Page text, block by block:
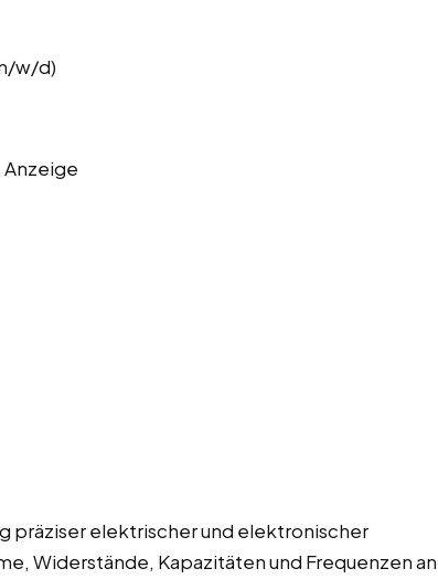
w/d)
Anzeige
präziser elektrischer und elektronischer
Widerstände, Kapazitäten und Frequenzen an